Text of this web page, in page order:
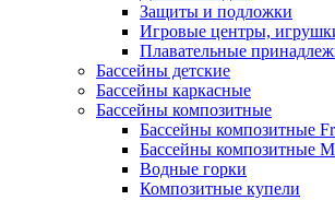
Защиты и подложки
Игровые центры,
Плавательные
Бассейны детские
Бассейны каркасные
Бассейны композитные
Бассейны композитные
Бассейны композитные
Водные горки
Композитные купели